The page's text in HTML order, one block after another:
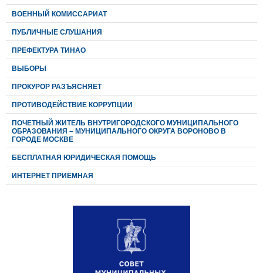
ВОЕННЫЙ КОМИССАРИАТ
ПУБЛИЧНЫЕ СЛУШАНИЯ
ПРЕФЕКТУРА ТИНАО
ВЫБОРЫ
ПРОКУРОР РАЗЪЯСНЯЕТ
ПРОТИВОДЕЙСТВИЕ КОРРУПЦИИ
ПОЧЕТНЫЙ ЖИТЕЛЬ ВНУТРИГОРОДСКОГО МУНИЦИПАЛЬНОГО
ОБРАЗОВАНИЯ – МУНИЦИПАЛЬНОГО ОКРУГА ВОРОНОВО В
ГОРОДЕ МОСКВЕ
БЕСПЛАТНАЯ ЮРИДИЧЕСКАЯ ПОМОЩЬ
ИНТЕРНЕТ ПРИЁМНАЯ